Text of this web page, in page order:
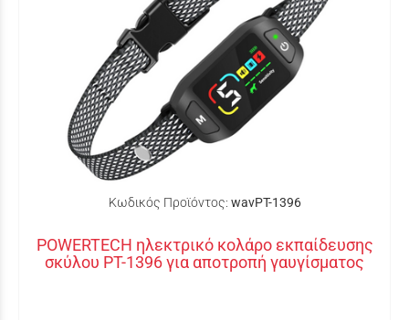
Κωδικός Προϊόντος: wavPT-1396
POWERTECH ηλεκτρικό κολάρο εκπαίδευσης
σκύλου PT-1396 για αποτροπή γαυγίσματος